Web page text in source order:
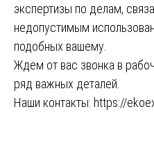
экспертизы по делам,
недопустимым
подобных вашему.
Ждем от вас звонка в
ряд важных деталей.
Наши контакты: https://